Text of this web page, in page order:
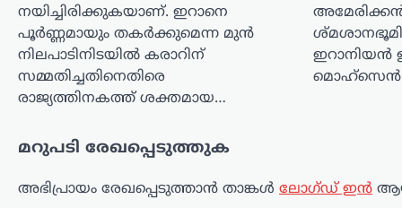
നയിച്ചിരിക്കുകയാണ്. ഇറാനെ
പൂർണ്ണമായും തകർക്കുമെന്ന മുൻ
നിലപാടിനിടയിൽ കരാറിന്
സമ്മതിച്ചതിനെതിരെ
രാജ്യത്തിനകത്ത് ശക്തമായ…
ഇറാനിയൻ
മൊഹ്‌സെൻ
മറുപടി രേഖപ്പെടുത്തുക
അഭിപ്രായം രേഖപ്പെടുത്താ‍ൻ താങ്കൾ ലോഗ്ഡ് ഇൻ
തീവ്രവാദികളും
ഭയപ്പെടുന്ന നേതാവ്;
അമിത് ഷാ മറുപടി
പറയാൻ തുടങ്ങിയാൽ
പ്രതിപക്ഷത്തിന്
റിജിജു
ന്യൂസ് ഡെസ്ക് ഓഗസ്റ്റ്‌ 7, 2026